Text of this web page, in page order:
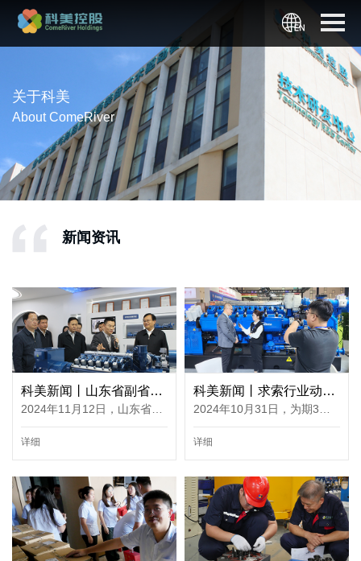
关于科美
About ComeRiver
新闻资讯
科美新闻丨山东省副省长宋军继一行到科美控股视察调研
2024年11月12日，山东省副省长宋军继一行在东营市及东营区主要领导的陪同下莅临科美控股山东研发中心与山东科美动力进行调研，深入了解企业发展情况、研发成果等。科美控股对此次调研活动高度重视并热情接待，在科美···
详细
科美新闻丨求索行业动态 探寻分布式能源发展新思路——科美参加第十七届国际石油石化装备与技术展览会
2024年10月31日，为期3天的第十七届国际石油石化装备与技术展览会落下帷幕。本次展会展出面积达4万平方米以上，共有来自30多个国家和地区的400余家优秀企业、3000多名展商参加。同期覆盖多个领域，以“智启绿能 动创···
详细